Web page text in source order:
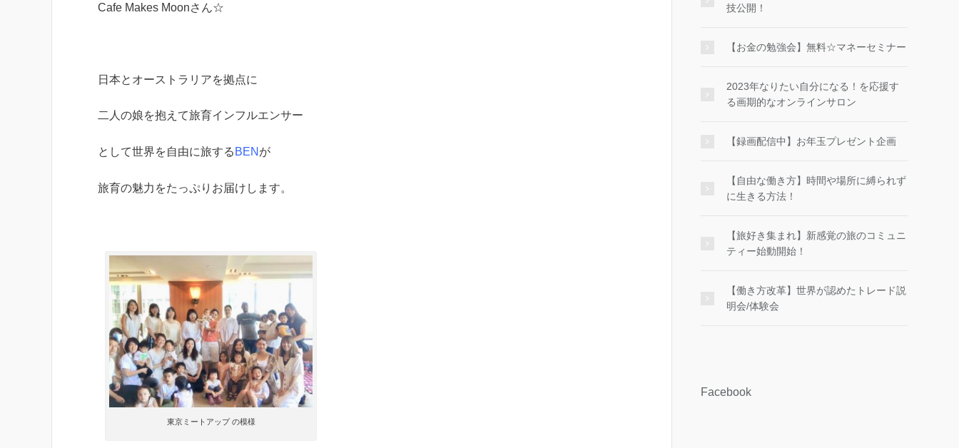
Cafe Makes Moonさん☆
日本とオーストラリアを拠点に
二人の娘を抱えて旅育インフルエンサー
として世界を自由に旅する BEN が
旅育の魅力をたっぷりお届けします。
東京ミートアップ の模様
技公開！
【お金の勉強会】無料☆マネーセミナー
2023年なりたい自分になる！を応援す
る画期的なオンラインサロン
【録画配信中】お年玉プレゼント企画
【自由な働き方】時間や場所に縛られず
に生きる方法！
【旅好き集まれ】新感覚の旅のコミュニ
ティー始動開始！
【働き方改革】世界が認めたトレード説
明会/体験会
Facebook